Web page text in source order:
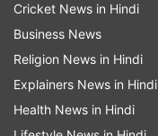
Cricket News in Hindi
Business News
Religion News in Hindi
Explainers News in Hindi
Health News in Hindi